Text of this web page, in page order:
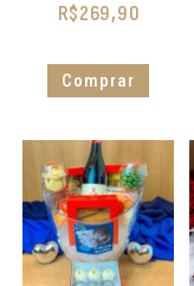
R$269,90
Comprar